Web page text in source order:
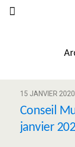
15 JANVIER 2020
Conseil
janvier